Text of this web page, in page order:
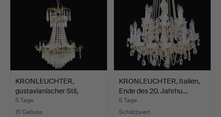
KRONLEUCHTER,
gustavianischer Stil,
zweite…
5 Tage
15 Gebote
KRONLEUCHTER, Italien,
Ende des 20. Jahrhu…
6 Tage
Schätzwert